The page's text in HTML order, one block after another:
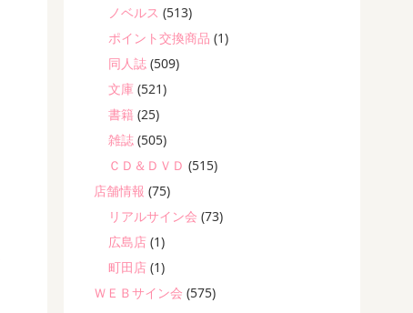
ノベルス (513)
ポイント交換商品 (1)
同人誌 (509)
文庫 (521)
書籍 (25)
雑誌 (505)
ＣＤ＆ＤＶＤ (515)
店舗情報 (75)
リアルサイン会 (73)
広島店 (1)
町田店 (1)
ＷＥＢサイン会 (575)